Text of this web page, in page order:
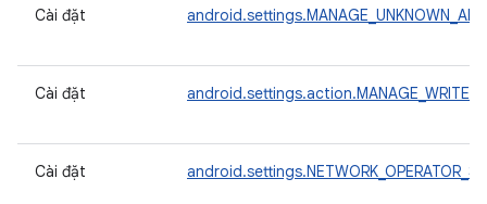
Cài đặt
Cài đặt
Cài đặt